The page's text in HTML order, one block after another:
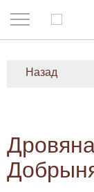
Назад